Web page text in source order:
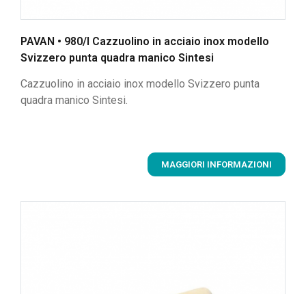
PAVAN • 980/I Cazzuolino in acciaio inox modello
Svizzero punta quadra manico Sintesi
Cazzuolino in acciaio inox modello Svizzero punta
quadra manico Sintesi.
MAGGIORI INFORMAZIONI